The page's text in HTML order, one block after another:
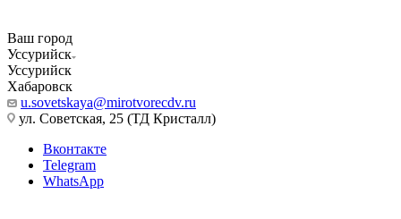
Ваш город
Уссурийск
Уссурийск
Хабаровск
u.sovetskaya@mirotvorecdv.ru
ул. Советская, 25 (ТД Кристалл)
Вконтакте
Telegram
WhatsApp